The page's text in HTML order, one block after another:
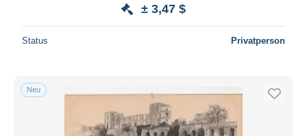
± 3,47 $
Status Privatperson
Neu